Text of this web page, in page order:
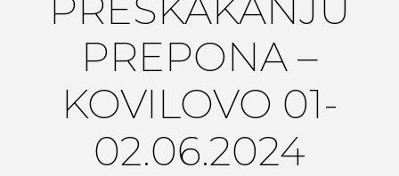
PRESKAKANJU
PREPONA –
KOVILOVO 01-
02.06.2024